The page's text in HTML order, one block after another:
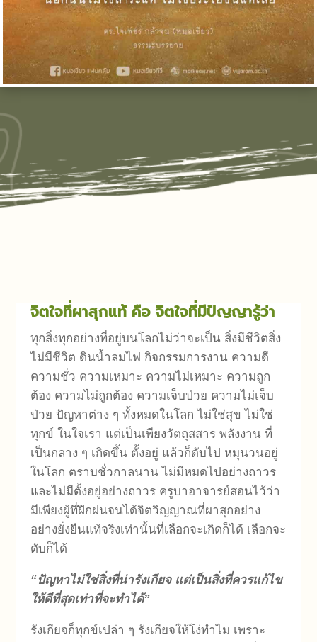
จิตใจที่ผาสุกแท้ คือจิตใจที่มีปัญญารู้ว่า
ทุกสิ่งทุกอย่างที่อยู่บนโลกไม่ว่าจะเป็น สิ่งมีชีวิตสิ่ง
ไม่มีชีวิต ดินน้ำลมไฟ กิจกรรมการงาน ความดี
ความชั่ว ความเหมาะ ความไม่เหมาะ ความถูก
ต้อง ความไม่ถูกต้อง ความเจ็บป่วย ความไม่เจ็บ
ป่วย ปัญหาต่าง ๆ ทั้งหมดในโลก ไม่ใช่สุข ไม่ใช่
ทุกข์ ในใจเรา แต่เป็นเพียงวัตถุสสาร พลังงาน ที่
เป็นกลาง ๆ เกิดขึ้น ตั้งอยู่ แล้วก็ดับไป หมุนวนอยู่
ในโลก ตราบชั่วกาลนาน ไม่มีหมดไปอย่างถาวร
และไม่มีตั้งอยู่อย่างถาวร ครูบาอาจารย์สอนไว้ว่า
มีเพียงผู้ที่ฝึกฝนจนได้จิตวิญญาณที่ผาสุกอย่าง
อย่างยั่งยืนแท้จริงเท่านั้นที่เลือกจะเกิดก็ได้ เลือกจะ
ดับก็ได้
“ปัญหาไม่ใช่สิ่งที่น่ารังเกียจ แต่เป็นสิ่งที่ควรแก้ไข
ให้ดีที่สุดเท่าที่จะทำได้”
รังเกียจก็ทุกข์เปล่า ๆ รังเกียจให้โง่ทำไม เพราะ